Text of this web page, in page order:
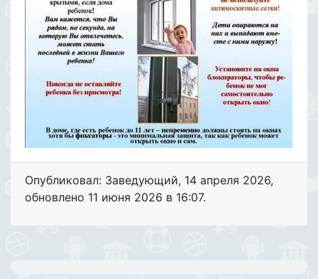
Опубликовал: Заведующий, 14 апреля 2026,
обновлено 11 июня 2026 в 16:07.